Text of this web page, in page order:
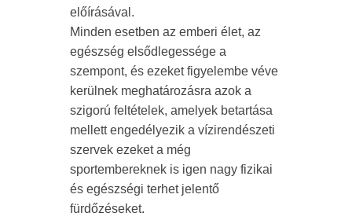
előírásával.
Minden esetben az emberi élet, az
egészség elsődlegessége a
szempont, és ezeket figyelembe véve
kerülnek meghatározásra azok a
szigorú feltételek, amelyek betartása
mellett engedélyezik a vízirendészeti
szervek ezeket a még
sportembereknek is igen nagy fizikai
és egészségi terhet jelentő
fürdőzéseket.